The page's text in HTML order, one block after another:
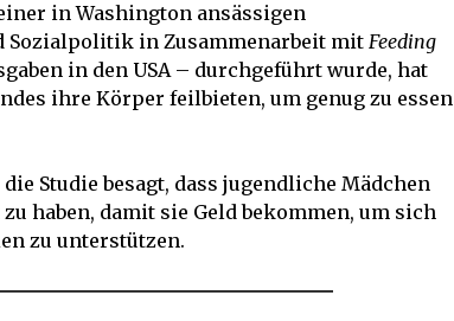
in Washington ansässigen
Sozialpolitik in Zusammenarbeit mit Feeding
in den USA – durchgeführt wurde, hat
ihre Körper feilbieten, um genug zu essen
Studie besagt, dass jugendliche Mädchen
haben, damit sie Geld bekommen, um sich
zu unterstützen.